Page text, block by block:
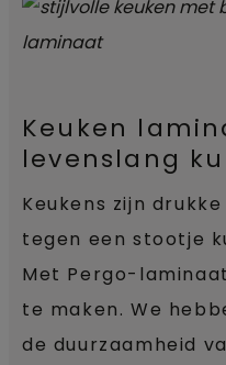
Keuken
levenslang
Keukens zijn
tegen een stootje
Met Pergo-
te maken. We
de duurzaamheid